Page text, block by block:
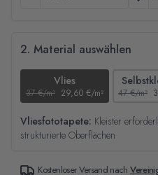
2. Material auswählen
Vlies
37 €/m² 29,60 €/m² 47 €/m²
Vliesfototapete: Kleister
strukturierte Oberflächen
Kostenloser Versand nach